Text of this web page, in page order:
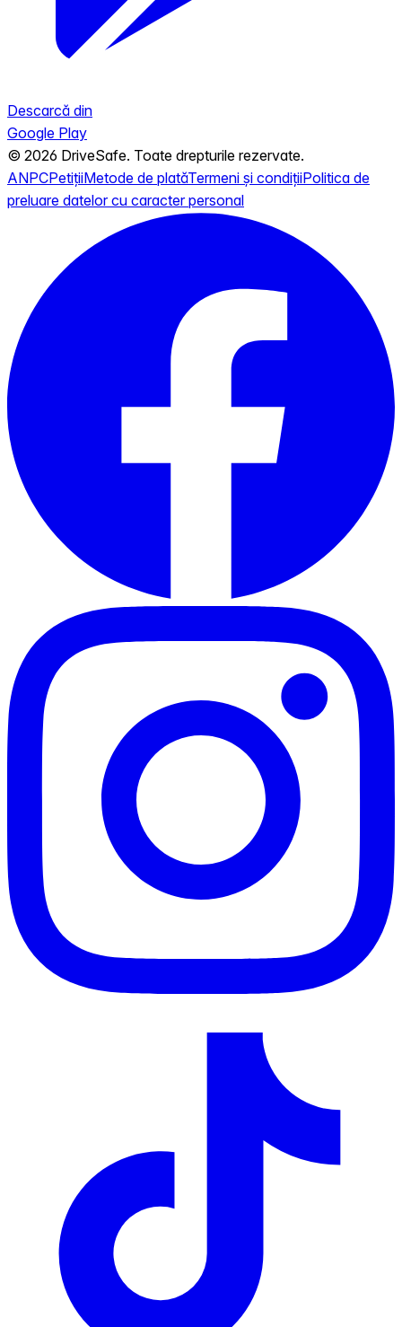
Descarcă din
Google Play
© 2026 DriveSafe. Toate drepturile rezervate.
ANPCPetițiiMetode de platăTermeni și condițiiPolitica de
preluare datelor cu caracter personal